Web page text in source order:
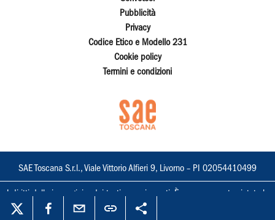
Pubblicità
Privacy
Codice Etico e Modello 231
Cookie policy
Termini e condizioni
SAE Toscana S.r.l., Viale Vittorio Alfieri 9, Livorno – PI 02054410499
I diritti delle immagini e dei testi sono riservati. È espressamente vietata la
loro riproduzione con qualsiasi mezzo e l'adattamento totale o parziale.